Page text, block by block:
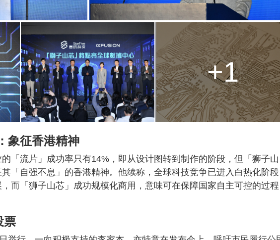
+1
象征香港精神
「流片」成功率只有14%，即从设计图转到制作的阶段，但「狮子山
「自强不息」的香港精神。他续称，全球科技竞争已进入白热化阶
而「狮子山芯」成功规模化商用，意味可在保障国家自主可控的过程
票